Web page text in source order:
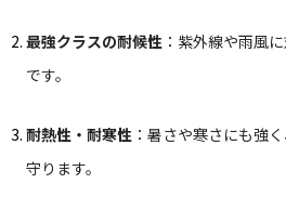
最強クラスの耐候性 ：紫外線や雨風
です。
耐熱性・耐寒性 ：暑さや寒さにも強
守ります。